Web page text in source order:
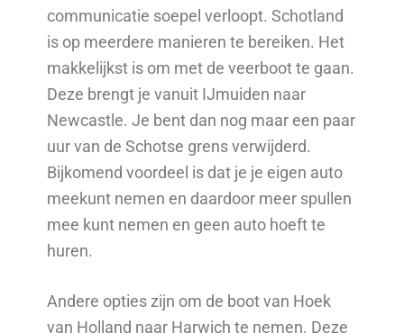
communicatie soepel verloopt. Schotland
is op meerdere manieren te bereiken. Het
makkelijkst is om met de veerboot te gaan.
Deze brengt je vanuit IJmuiden naar
Newcastle. Je bent dan nog maar een paar
uur van de Schotse grens verwijderd.
Bijkomend voordeel is dat je je eigen auto
meekunt nemen en daardoor meer spullen
mee kunt nemen en geen auto hoeft te
huren.
Andere opties zijn om de boot van Hoek
van Holland naar Harwich te nemen. Deze